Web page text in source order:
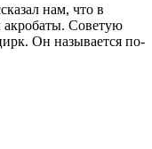
нам, что в
акробаты. Советую
Он называется по-